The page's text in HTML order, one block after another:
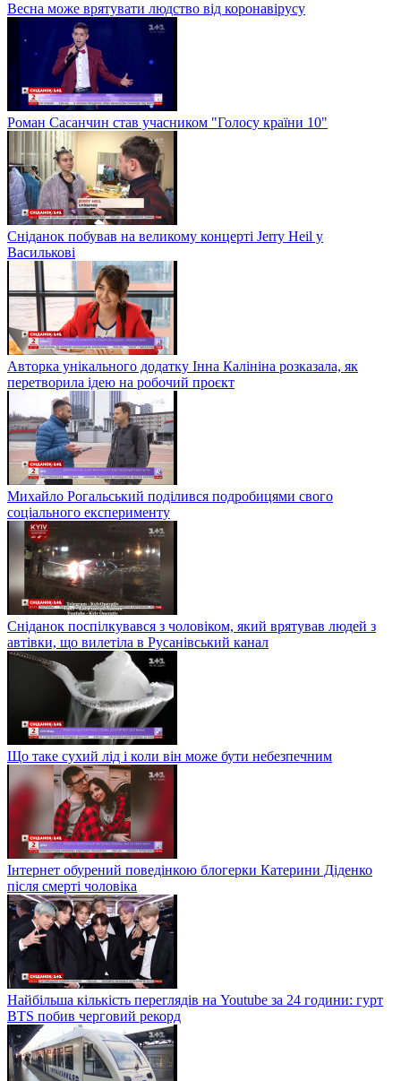
Весна може врятувати людство від коронавірусу
Роман Сасанчин став учасником "Голосу країни 10"
Сніданок побував на великому концерті Jerry Heil у
Василькові
Авторка унікального додатку Інна Калініна розказала, як
перетворила ідею на робочий проєкт
Михайло Рогальський поділився подробицями свого
соціального експерименту
Сніданок поспілкувався з чоловіком, який врятував людей з
автівки, що вилетіла в Русанівський канал
Що таке сухий лід і коли він може бути небезпечним
Інтернет обурений поведінкою блогерки Катерини Діденко
після смерті чоловіка
Найбільша кількість переглядів на Youtube за 24 години: гурт
BTS побив черговий рекорд